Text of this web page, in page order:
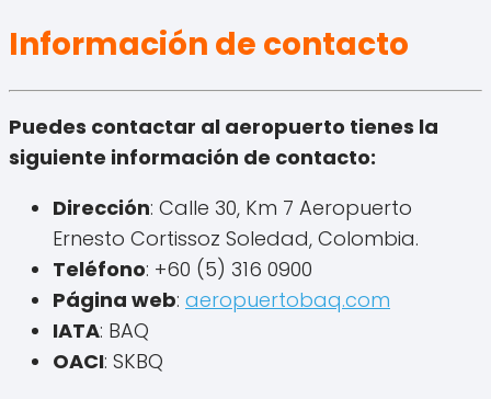
Información de contacto
Puedes contactar al aeropuerto tienes la
siguiente información de contacto:
Dirección: Calle 30, Km 7 Aeropuerto
Ernesto Cortissoz Soledad, Colombia.
Teléfono: +60 (5) 316 0900
Página web: aeropuertobaq.com
IATA: BAQ
OACI: SKBQ